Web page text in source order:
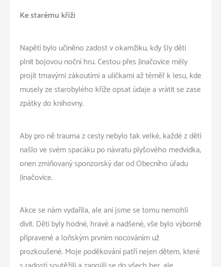
Ke starému kříži
Napětí bylo učiněno zadost v okamžiku, kdy šly děti
plnit bojovou noční hru. Cestou přes Jinačovice měly
projít tmavými zákoutími a uličkami až téměř k lesu, kde
musely ze starobylého kříže opsat údaje a vrátit se zase
zpátky do knihovny.
Aby pro ně trauma z cesty nebylo tak velké, každé z dětí
našlo ve svém spacáku po návratu plyšového medvídka,
onen zmiňovaný sponzorský dar od Obecního úřadu
Jinačovice.
Akce se nám vydařila, ale ani jsme se tomu nemohli
divit. Děti byly hodné, hravé a nadšené, vše bylo výborně
připravené a loňským prvním nocováním už
prozkoušené. Moje poděkování patří nejen dětem, které